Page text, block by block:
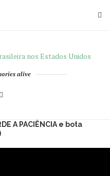
alive
A PACIÊNCIA e bota